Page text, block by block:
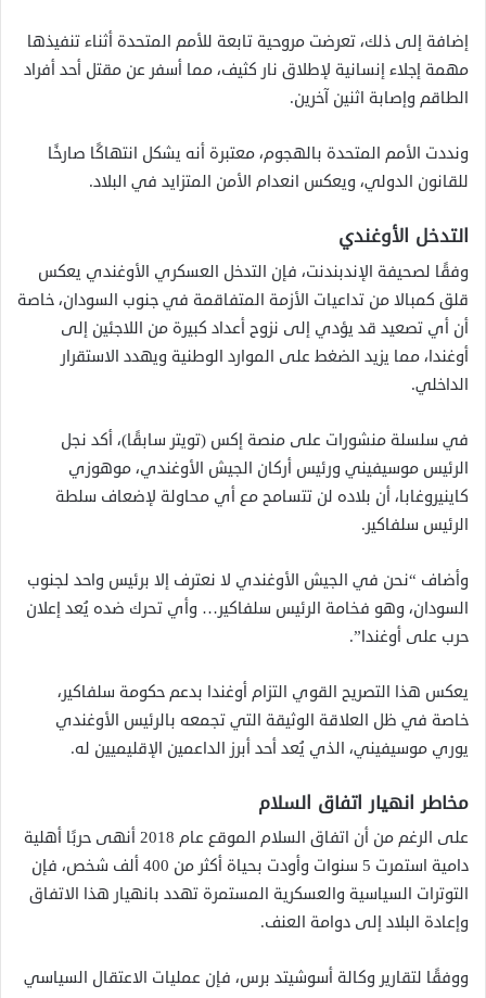
إضافة إلى ذلك، تعرضت مروحية تابعة للأمم المتحدة أثناء تنفيذها
مهمة إجلاء إنسانية لإطلاق نار كثيف، مما أسفر عن مقتل أحد أفراد
الطاقم وإصابة اثنين آخرين.
ونددت الأمم المتحدة بالهجوم، معتبرة أنه يشكل انتهاكًا صارخًا
للقانون الدولي، ويعكس انعدام الأمن المتزايد في البلاد.
التدخل الأوغندي
وفقًا لصحيفة الإندبندنت، فإن التدخل العسكري الأوغندي يعكس
قلق كمبالا من تداعيات الأزمة المتفاقمة في جنوب السودان، خاصة
أن أي تصعيد قد يؤدي إلى نزوح أعداد كبيرة من اللاجئين إلى
أوغندا، مما يزيد الضغط على الموارد الوطنية ويهدد الاستقرار
الداخلي.
في سلسلة منشورات على منصة إكس (تويتر سابقًا)، أكد نجل
الرئيس موسيفيني ورئيس أركان الجيش الأوغندي، موهوزي
كاينيروغابا، أن بلاده لن تتسامح مع أي محاولة لإضعاف سلطة
الرئيس سلفاكير.
وأضاف “نحن في الجيش الأوغندي لا نعترف إلا برئيس واحد لجنوب
السودان، وهو فخامة الرئيس سلفاكير… وأي تحرك ضده يُعد إعلان
حرب على أوغندا”.
يعكس هذا التصريح القوي التزام أوغندا بدعم حكومة سلفاكير،
خاصة في ظل العلاقة الوثيقة التي تجمعه بالرئيس الأوغندي
يوري موسيفيني، الذي يُعد أحد أبرز الداعمين الإقليميين له.
مخاطر انهيار اتفاق السلام
على الرغم من أن اتفاق السلام الموقع عام 2018 أنهى حربًا أهلية
دامية استمرت 5 سنوات وأودت بحياة أكثر من 400 ألف شخص، فإن
التوترات السياسية والعسكرية المستمرة تهدد بانهيار هذا الاتفاق
وإعادة البلاد إلى دوامة العنف.
ووفقًا لتقارير وكالة أسوشيتد برس، فإن عمليات الاعتقال السياسي